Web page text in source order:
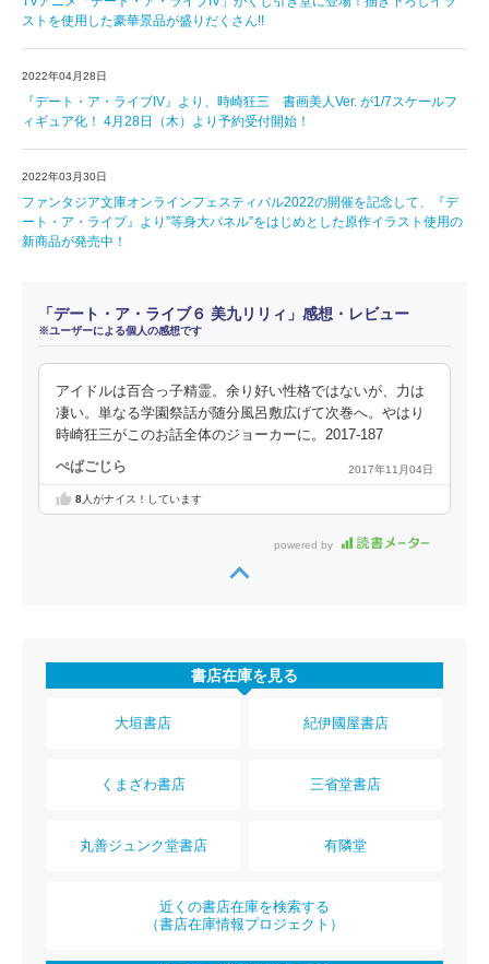
ストを使用した豪華景品が盛りだくさん!!
2022年04月28日
『デート・ア・ライブIV』より、時崎狂三 書画美人Ver. が1/7スケールフ
ィギュア化！ 4月28日（木）より予約受付開始！
2022年03月30日
ファンタジア文庫オンラインフェスティバル2022の開催を記念して、『デ
ート・ア・ライブ』より”等身大パネル”をはじめとした原作イラスト使用の
新商品が発売中！
「デート・ア・ライブ６ 美九リリィ」感想・レビュー
※ユーザーによる個人の感想です
アイドルは百合っ子精霊。余り好い性格ではないが、力は
凄い。単なる学園祭話が随分風呂敷広げて次巻へ。やはり
時崎狂三がこのお話全体のジョーカーに。2017-187
ぺぱごじら 2017年11月04日
8人がナイス！しています
powered by
書店在庫を見る
大垣書店 紀伊國屋書店
くまざわ書店 三省堂書店
丸善ジュンク堂書店 有隣堂
近くの書店在庫を検索する
（書店在庫情報プロジェクト）